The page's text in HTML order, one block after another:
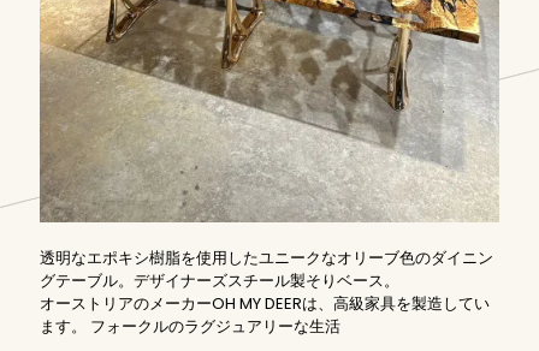
透明なエポキシ樹脂を使用したユニークなオリーブ色のダイニン
グテーブル。デザイナーズスチール製そりベース。
オーストリアのメーカーOH MY DEERは、高級家具を製造してい
ます。 フォークルのラグジュアリーな生活